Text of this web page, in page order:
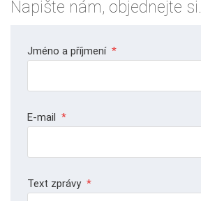
Napište nám, objednejte si.
Jméno a příjmení *
E-mail *
Text zprávy *